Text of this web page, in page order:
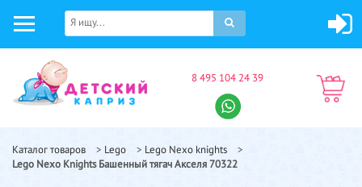
8 495 104 24 39
Каталог товаров > Lego > Lego Nexo knights
>
Lego Nexo Knights Башенный тягач Акселя 70322